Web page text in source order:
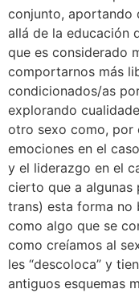
conjunto, aportando
allá de la educación
que es considerado
comportarnos más
condicionados/as
explorando
otro sexo como, por
emociones en el
y el liderazgo en el
cierto que a algunas
trans) esta forma no
como algo que se
como creíamos al
les “descoloca” y
antiguos esquemas